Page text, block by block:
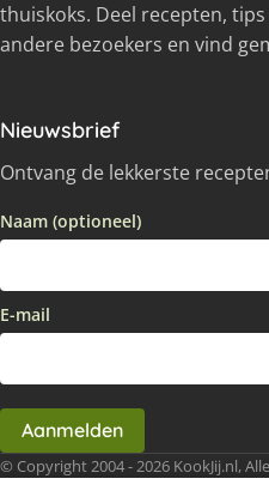
thuiskoks. Deel recepten,
andere bezoekers en vind
Nieuwsbrief
Ontvang de lekkerste
Naam (optioneel)
E-mail
Aanmelden
© Copyright 2004 - 2026 KookJij.nl,